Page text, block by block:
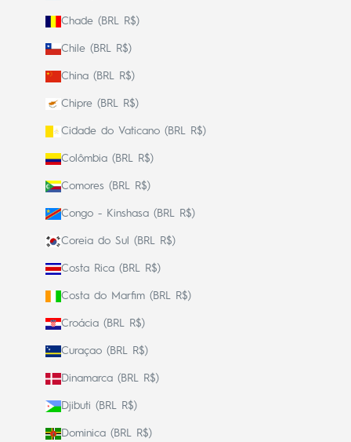
Chade (BRL R$)
Chile (BRL R$)
China (BRL R$)
Chipre (BRL R$)
Cidade do Vaticano (BRL R$)
Colômbia (BRL R$)
Comores (BRL R$)
Congo - Kinshasa (BRL R$)
Coreia do Sul (BRL R$)
Costa Rica (BRL R$)
Costa do Marfim (BRL R$)
Croácia (BRL R$)
Curaçao (BRL R$)
Dinamarca (BRL R$)
Djibuti (BRL R$)
Dominica (BRL R$)